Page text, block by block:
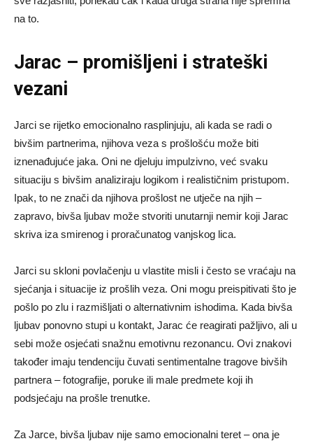
na to.
Jarac – promišljeni i strateški
vezani
Jarci se rijetko emocionalno rasplinjuju, ali kada se radi o
bivšim partnerima, njihova veza s prošlošću može biti
iznenađujuće jaka. Oni ne djeluju impulzivno, već svaku
situaciju s bivšim analiziraju logikom i realističnim pristupom.
Ipak, to ne znači da njihova prošlost ne utječe na njih –
zapravo, bivša ljubav može stvoriti unutarnji nemir koji Jarac
skriva iza smirenog i proračunatog vanjskog lica.
Jarci su skloni povlačenju u vlastite misli i često se vraćaju na
sjećanja i situacije iz prošlih veza. Oni mogu preispitivati što je
pošlo po zlu i razmišljati o alternativnim ishodima. Kada bivša
ljubav ponovno stupi u kontakt, Jarac će reagirati pažljivo, ali u
sebi može osjećati snažnu emotivnu rezonancu. Ovi znakovi
također imaju tendenciju čuvati sentimentalne tragove bivših
partnera – fotografije, poruke ili male predmete koji ih
podsjećaju na prošle trenutke.
Za Jarce, bivša ljubav nije samo emocionalni teret – ona je